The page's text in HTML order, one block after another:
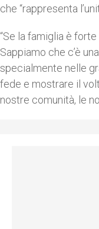
che “rappresenta
“Se la famiglia è
Sappiamo che c’è
specialmente nelle
fede e mostrare il
nostre comunità, le